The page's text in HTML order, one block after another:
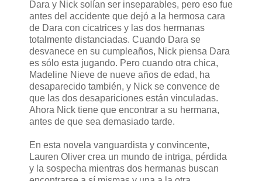
Dara y Nick solían ser inseparables, pero eso fue
antes del accidente que dejó a la hermosa cara
de Dara con cicatrices y las dos hermanas
totalmente distanciadas. Cuando Dara se
desvanece en su cumpleaños, Nick piensa Dara
es sólo esta jugando. Pero cuando otra chica,
Madeline Nieve de nueve años de edad, ha
desaparecido también, y Nick se convence de
que las dos desapariciones están vinculadas.
Ahora Nick tiene que encontrar a su hermana,
antes de que sea demasiado tarde.
En esta novela vanguardista y convincente,
Lauren Oliver crea un mundo de intriga, pérdida
y la sospecha mientras dos hermanas buscan